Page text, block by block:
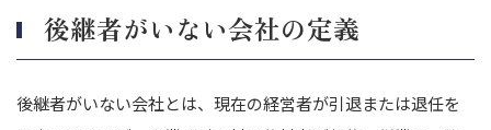
新規参入よりもコストやリスクを抑えられる
【承継者向け】後継者がいない会社を買うデメリット
後継者がいない会社の定義
後継者がいない会社とは、現在の経営者が引退または退任を